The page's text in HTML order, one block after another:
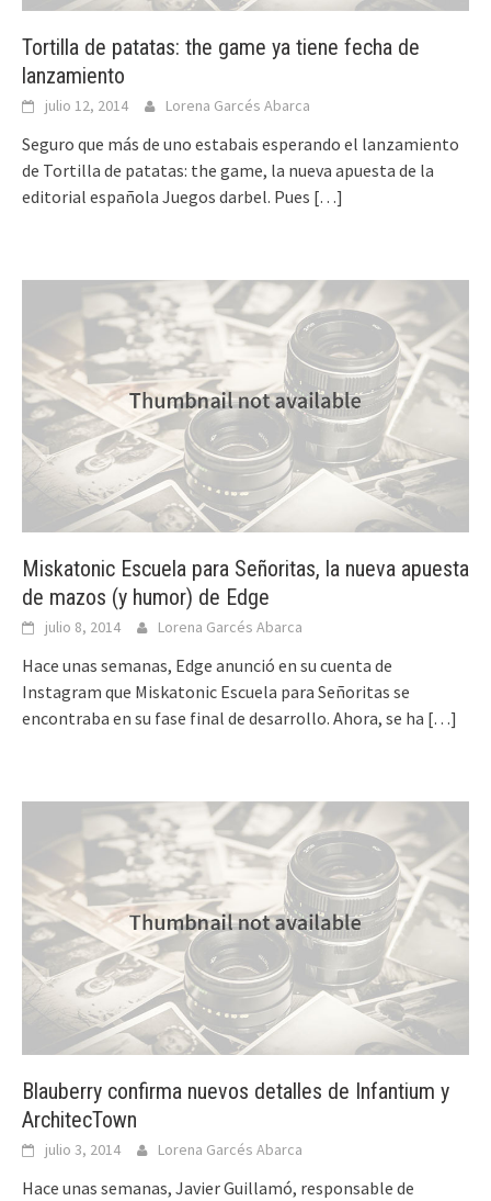
Tortilla de patatas: the game ya tiene fecha de
lanzamiento
julio 12, 2014 Lorena Garcés Abarca
Seguro que más de uno estabais esperando el lanzamiento
de Tortilla de patatas: the game, la nueva apuesta de la
editorial española Juegos darbel. Pues […]
Miskatonic Escuela para Señoritas, la nueva apuesta
de mazos (y humor) de Edge
julio 8, 2014 Lorena Garcés Abarca
Hace unas semanas, Edge anunció en su cuenta de
Instagram que Miskatonic Escuela para Señoritas se
encontraba en su fase final de desarrollo. Ahora, se ha […]
Blauberry confirma nuevos detalles de Infantium y
ArchitecTown
julio 3, 2014 Lorena Garcés Abarca
Hace unas semanas, Javier Guillamó, responsable de